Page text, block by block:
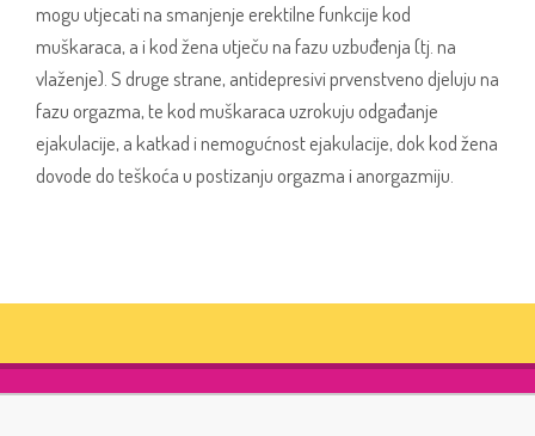
mogu utjecati na smanjenje erektilne funkcije kod
muškaraca, a i kod žena utječu na fazu uzbuđenja (tj. na
vlaženje). S druge strane, antidepresivi prvenstveno djeluju na
fazu orgazma, te kod muškaraca uzrokuju odgađanje
ejakulacije, a katkad i nemogućnost ejakulacije, dok kod žena
dovode do teškoća u postizanju orgazma i anorgazmiju.